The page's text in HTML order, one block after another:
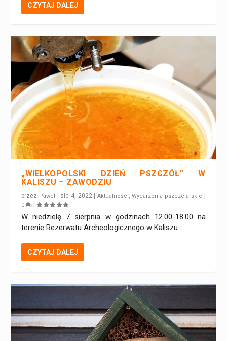
CZYTAJ DALEJ
„WIELKOPOLSKI DZIEŃ PSZCZÓŁ” W
KALISZU – ZAWODZIU
przez Paweł sie 4, 2022| Aktualności,Wydarzenia pszczelarskie
0 |
W niedzielę 7 sierpnia w godzinach 12.00-18.00 na
terenie Rezerwatu Archeologicznego w Kaliszu...
CZYTAJ DALEJ